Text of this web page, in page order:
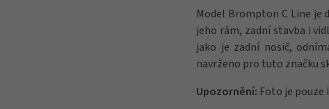
Model Brompton C Line je
jeho rám, zadní stavba i
jako je zadní nosič,
navrženo pro tuto značku
Upozornění: Foto je